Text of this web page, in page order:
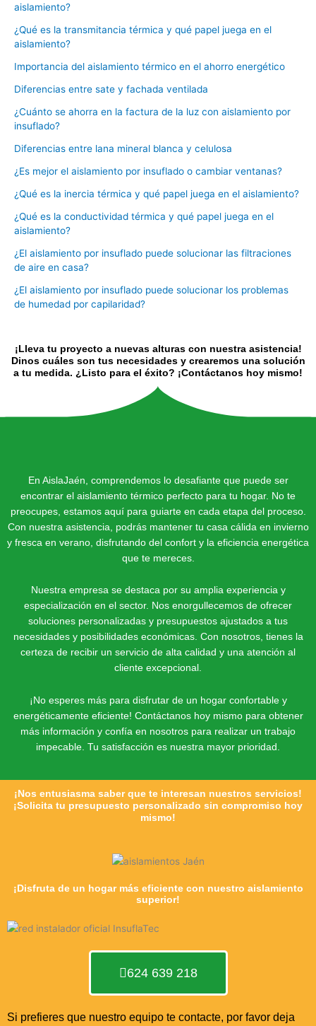
aislamiento?
¿Qué es la transmitancia térmica y qué papel juega en el
aislamiento?
Importancia del aislamiento térmico en el ahorro energético
Diferencias entre sate y fachada ventilada
¿Cuánto se ahorra en la factura de la luz con aislamiento por
insuflado?
Diferencias entre lana mineral blanca y celulosa
¿Es mejor el aislamiento por insuflado o cambiar ventanas?
¿Qué es la inercia térmica y qué papel juega en el aislamiento?
¿Qué es la conductividad térmica y qué papel juega en el
aislamiento?
¿El aislamiento por insuflado puede solucionar las filtraciones
de aire en casa?
¿El aislamiento por insuflado puede solucionar los problemas
de humedad por capilaridad?
¡Lleva tu proyecto a nuevas alturas con nuestra asistencia!
Dinos cuáles son tus necesidades y crearemos una solución
a tu medida. ¿Listo para el éxito? ¡Contáctanos hoy mismo!
En AislaJaén, comprendemos lo desafiante que puede ser
encontrar el aislamiento térmico perfecto para tu hogar. No te
preocupes, estamos aquí para guiarte en cada etapa del proceso.
Con nuestra asistencia, podrás mantener tu casa cálida en invierno
y fresca en verano, disfrutando del confort y la eficiencia energética
que te mereces.
Nuestra empresa se destaca por su amplia experiencia y
especialización en el sector. Nos enorgullecemos de ofrecer
soluciones personalizadas y presupuestos ajustados a tus
necesidades y posibilidades económicas. Con nosotros, tienes la
certeza de recibir un servicio de alta calidad y una atención al
cliente excepcional.
¡No esperes más para disfrutar de un hogar confortable y
energéticamente eficiente! Contáctanos hoy mismo para obtener
más información y confía en nosotros para realizar un trabajo
impecable. Tu satisfacción es nuestra mayor prioridad.
¡Nos entusiasma saber que te interesan nuestros servicios!
¡Solicita tu presupuesto personalizado sin compromiso hoy
mismo!
¡Disfruta de un hogar más eficiente con nuestro aislamiento
superior!
624 639 218
Si prefieres que nuestro equipo te contacte, por favor deja